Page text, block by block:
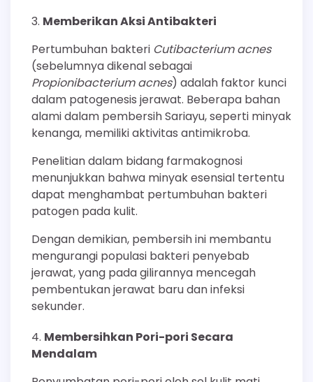
Memberikan Aksi Antibakteri
Pertumbuhan bakteri Cutibacterium acnes
(sebelumnya dikenal sebagai
Propionibacterium acnes) adalah faktor kunci
dalam patogenesis jerawat. Beberapa bahan
alami dalam pembersih Sariayu, seperti minyak
kenanga, memiliki aktivitas antimikroba.
Penelitian dalam bidang farmakognosi
menunjukkan bahwa minyak esensial tertentu
dapat menghambat pertumbuhan bakteri
patogen pada kulit.
Dengan demikian, pembersih ini membantu
mengurangi populasi bakteri penyebab
jerawat, yang pada gilirannya mencegah
pembentukan jerawat baru dan infeksi
sekunder.
Membersihkan Pori-pori Secara
Mendalam